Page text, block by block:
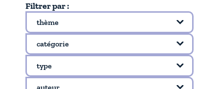
Filtrer par :
thème
catégorie
type